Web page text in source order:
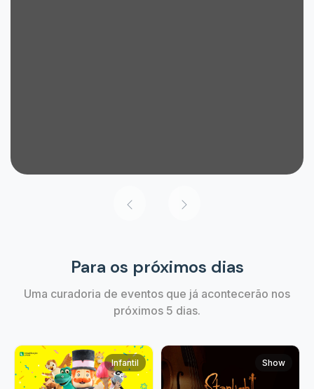
Para os próximos dias
Uma curadoria de eventos que já acontecerão nos
próximos 5 dias.
Infantil Show